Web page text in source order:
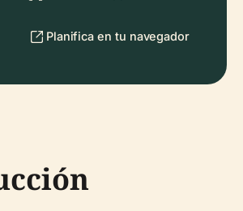
Planifica en tu navegador